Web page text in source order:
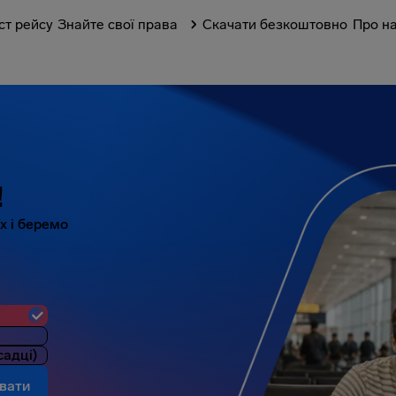
рейсу Знайте свої права Скачати безкоштовно Про
і беремo